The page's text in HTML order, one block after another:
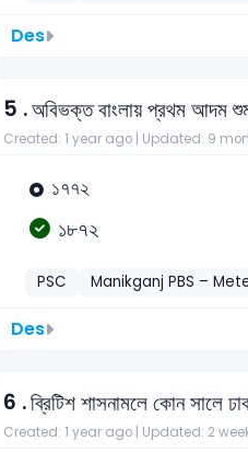
Des
5 .অবিভক্ত বাংলায় প্রথম আদম
Created: 1 year ago | Updated: 9
১৭৭২
১৮৭২
PSC Manikganj PBS –
Des
6 .ব্রিটিশ শাসনামলে কোন সালে
Created: 1 year ago | Updated: 2